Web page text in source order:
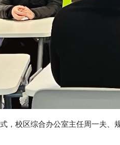
，校区综合办公室主任周一夫